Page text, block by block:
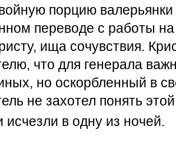
порцию
переводе с работы
ища сочувствия.
что для генерала
но оскорбленный в
не захотел понять
исчезли в одну из ночей.